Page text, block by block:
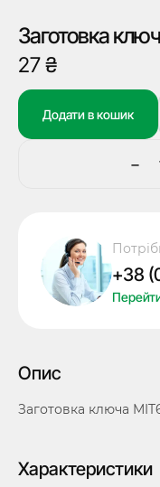
Заготовка
27₴
−
Додати в кошик
+38
Опис
Заготовка ключа
Характеристики